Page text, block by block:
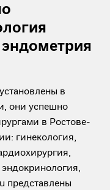
в
они успешно
в Ростове-
гинекология,
представлены